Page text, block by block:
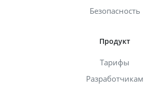
Безопасность
Продукт
Тарифы
Разработчикам